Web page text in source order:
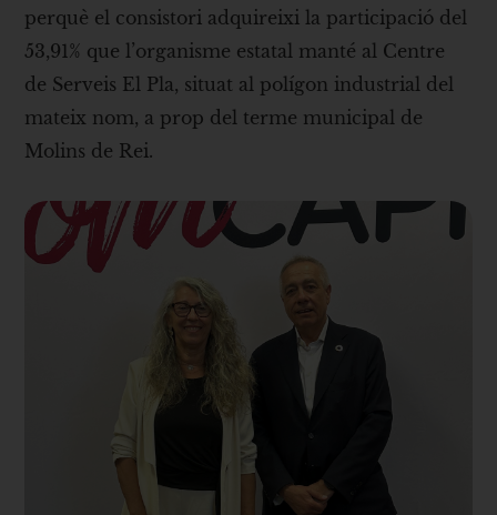
perquè el consistori adquireixi la participació del
53,91% que l’organisme estatal manté al Centre
de Serveis El Pla, situat al polígon industrial del
mateix nom, a prop del terme municipal de
Molins de Rei.